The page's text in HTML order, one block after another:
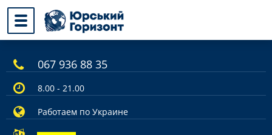
067 936 88 35
8.00 - 21.00
Работаем по Украине